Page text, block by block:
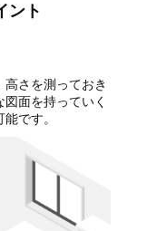
ント
さを測っておき
面を持っていく
です。